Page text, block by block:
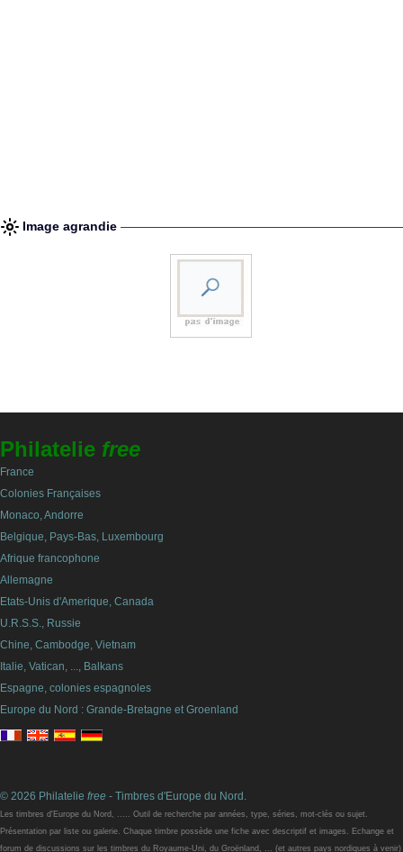
Image agrandie
Philatelie free
France
Colonies Françaises
Monaco, Andorre
Belgique, Pays-Bas, Luxembourg
Afrique francophone
Allemagne
Etats-Unis d'Amerique, Canada
U.R.S.S., Russie
Chine, Cambodge, Vietnam
Italie, Vatican, ..., Balkans
Espagne, colonies espagnoles
Europe du Nord : Grande-Bretagne et Groenland
© 2026 Philatelie free - Timbres d'Europe du Nord.
Les timbres d'Europe du Nord, ..... Outil de recherche par années, type, séries, mot-clés ou sujet.
Présentation par liste ou galerie. Chaque timbre possède une fiche avec descriptif et images. Echange et
forum de discussions sur les timbres du Royaume-Uni, du Groënland, ... (et autres pays nordiques à venir)